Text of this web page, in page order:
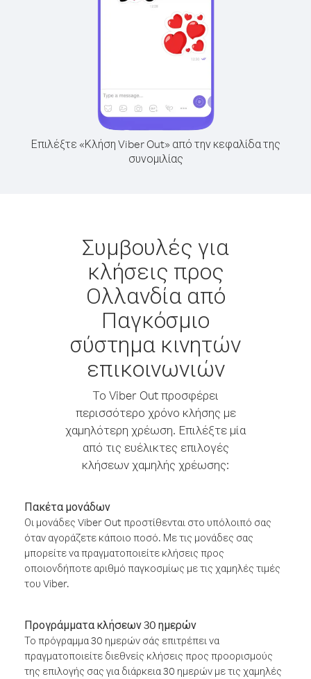
Επιλέξτε «Κλήση Viber Out» από την κεφαλίδα της
συνομιλίας
Συμβουλές για
κλήσεις προς
Ολλανδία από
Παγκόσμιο
σύστημα κινητών
επικοινωνιών
Το Viber Out προσφέρει
περισσότερο χρόνο κλήσης με
χαμηλότερη χρέωση. Επιλέξτε μία
από τις ευέλικτες επιλογές
κλήσεων χαμηλής χρέωσης:
Πακέτα μονάδων
Οι μονάδες Viber Out προστίθενται στο υπόλοιπό σας
όταν αγοράζετε κάποιο ποσό. Με τις μονάδες σας
μπορείτε να πραγματοποιείτε κλήσεις προς
οποιονδήποτε αριθμό παγκοσμίως με τις χαμηλές τιμές
του Viber.
Προγράμματα κλήσεων 30 ημερών
Το πρόγραμμα 30 ημερών σάς επιτρέπει να
πραγματοποιείτε διεθνείς κλήσεις προς προορισμούς
της επιλογής σας για διάρκεια 30 ημερών με τις χαμηλές